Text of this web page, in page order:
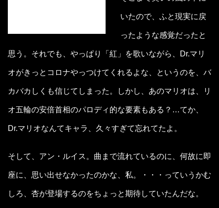
いたので、ふと現実に戻
ったような感覚だったと
思う。それでも、やっぱり「紅」を歌いながら、Dr.マリ
オがきっとコロナやっつけてくれるよな、というのを、バ
カバカしくも信じてしまった。しかし、あのマリオは、リ
オ五輪の安倍首相のパロディ的な要素もある？…てか、
Dr.マリオなんてキャラ、久々すぎて忘れてたよ。
そして、アン・ルイス。曲まで流れているのに、何故に即
座に、思い出せなかったのかな、私。・・・っていうかむ
しろ、杏が登場するのをちょっと期待していたんだな。